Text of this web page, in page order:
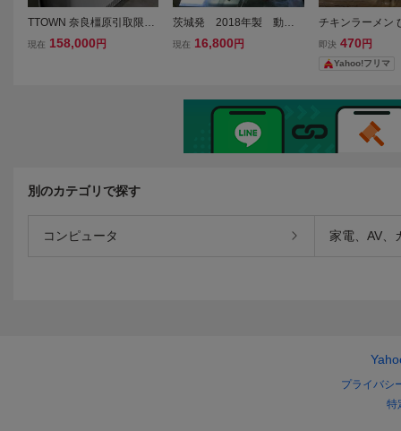
TTOWN 奈良橿原引取限定
2018年製 リサイクル品 Pa
現在 158,000円
茨城発 2018年製 動作
確認済み キプロスター
現在 16,800円
チキンラーメン
ゃん シールセッ
即決 470円
Yahoo!フリマ
別のカテゴリで探す
コンピュータ 家電、AV、
プライバシ
特